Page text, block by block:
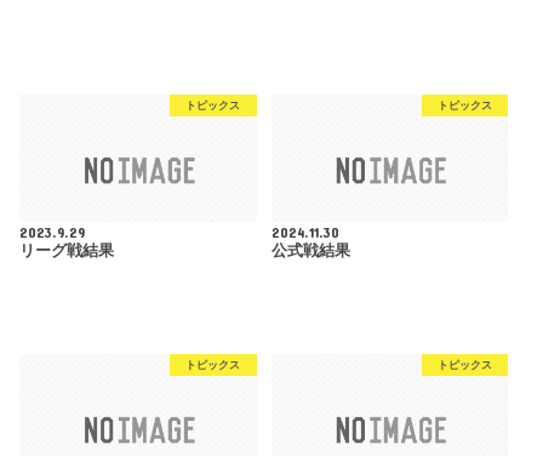
トピックス
2023.9.29
リーグ戦結果
トピックス
2024.11.30
公式戦結果
トピックス トピックス